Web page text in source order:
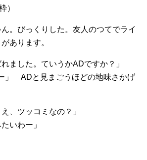
）
。びっくりした。友人のつてでライ
あります。
ました。ていうかADですか？」
」 ADと見まごうほどの地味さかげ
、ツッコミなの？」
いわー」